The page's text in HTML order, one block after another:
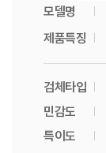
모델명
제품특징
검체타입
민감도
특이도